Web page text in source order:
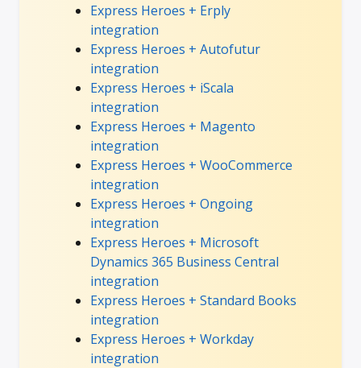
Express Heroes + Erply
integration
Express Heroes + Autofutur
integration
Express Heroes + iScala
integration
Express Heroes + Magento
integration
Express Heroes + WooCommerce
integration
Express Heroes + Ongoing
integration
Express Heroes + Microsoft
Dynamics 365 Business Central
integration
Express Heroes + Standard Books
integration
Express Heroes + Workday
integration